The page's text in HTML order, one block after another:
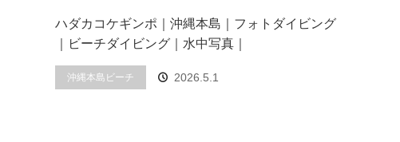
ハダカコケギンポ｜沖縄本島｜フォトダイビング
｜ビーチダイビング｜水中写真｜
沖縄本島ビーチ 2026.5.1